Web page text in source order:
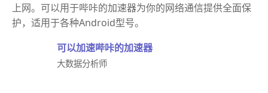
上网。可以用于哔咔的加速器为你的网络通信提供全面保
护，适用于各种Android型号。
可以加速哔咔的加速器
大数据分析师